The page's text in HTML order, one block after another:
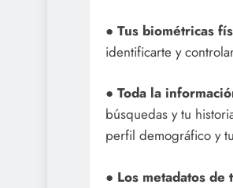
● Tus biométricas
identificarte y
● Toda la
búsquedas y tu
perfil demográfico y
● Los metadatos de